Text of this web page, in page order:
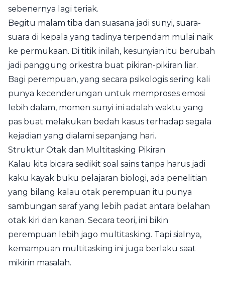
sebenernya lagi teriak.
Begitu malam tiba dan suasana jadi sunyi, suara-
suara di kepala yang tadinya terpendam mulai naik
ke permukaan. Di titik inilah, kesunyian itu berubah
jadi panggung orkestra buat pikiran-pikiran liar.
Bagi perempuan, yang secara psikologis sering kali
punya kecenderungan untuk memproses emosi
lebih dalam, momen sunyi ini adalah waktu yang
pas buat melakukan bedah kasus terhadap segala
kejadian yang dialami sepanjang hari.
Struktur Otak dan Multitasking Pikiran
Kalau kita bicara sedikit soal sains tanpa harus jadi
kaku kayak buku pelajaran biologi, ada penelitian
yang bilang kalau otak perempuan itu punya
sambungan saraf yang lebih padat antara belahan
otak kiri dan kanan. Secara teori, ini bikin
perempuan lebih jago multitasking. Tapi sialnya,
kemampuan multitasking ini juga berlaku saat
mikirin masalah.